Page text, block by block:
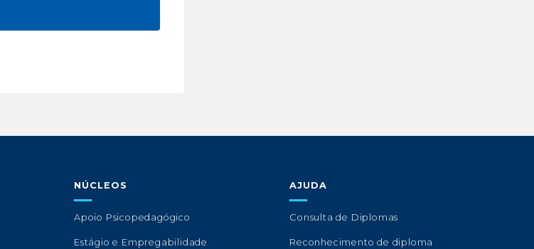
NÚCLEOS
Apoio Psicopedagógico
Estágio e Empregabilidade
AJUDA
Consulta de Diplomas
Reconhecimento de diploma